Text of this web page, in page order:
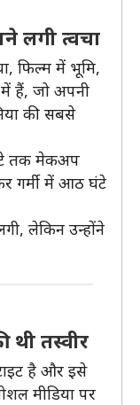
लगी त्वचा
फिल्म में भूमि,
में हैं, जो अपनी
की सबसे
तक मेकअप
गर्मी में आठ घंटे
लेकिन उन्होंने
थी तस्वीर
है और इसे
मीडिया पर